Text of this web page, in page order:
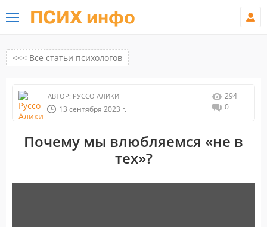
ПСИХ инфо
<<< Все статьи психологов
АВТОР: РУССО АЛИКИ
13 сентября 2023 г.
294
0
Почему мы влюбляемся «не в
тех»?